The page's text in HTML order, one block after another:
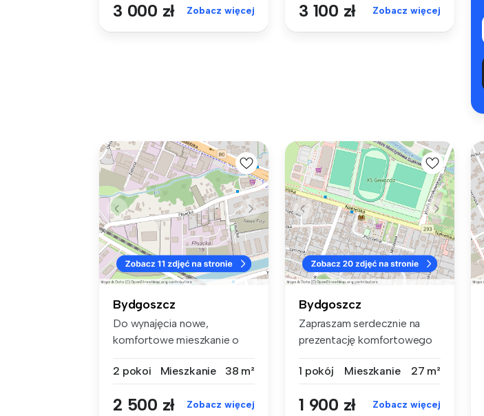
3 000 zł Zobacz więcej 3 100 zł Zobacz więcej
Bydgoszcz
Do wynajęcia nowe,
komfortowe mieszkanie o
2 pokoi
Mieszkanie 38 m²
2 500 zł Zobacz więcej
Bydgoszcz
Zapraszam serdecznie na
prezentację komfortowego
1 pokój
Mieszkanie 27 m²
1 900 zł Zobacz więcej